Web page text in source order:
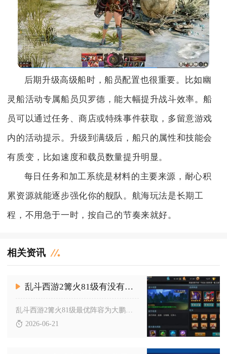
后期升级高级船时，船员配置也很重要。比如幽
灵船活动专属船员贝罗德，能大幅提升战斗效率。船
员可以通过任务、商店或特殊事件获取，多留意游戏
内的活动提示。升级到满级后，船只的属性和技能会
有质变，比如速度和载员数量提升明显。
每日任务和加工系统是材料的主要来源，耐心积
累资源就能逐步强化你的舰队。航海玩法是长期工
程，不用急于一时，按自己的节奏来就好。
相关资讯
乱斗西游2篝火81级有没有适合的阵容推荐
2026-06-21